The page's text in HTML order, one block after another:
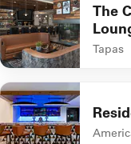
The
Tapas
undefined The